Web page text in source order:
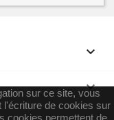


sur ce site, vous
l'écriture de cookies sur
cookies permettent de